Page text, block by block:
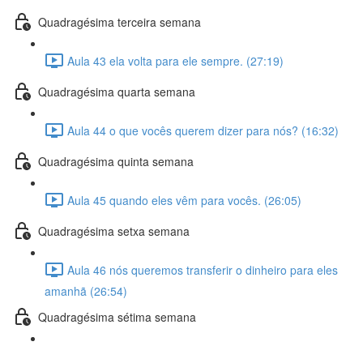
Quadragésima terceira semana
Aula 43 ela volta para ele sempre. (27:19)
Quadragésima quarta semana
Aula 44 o que vocês querem dizer para nós? (16:32)
Quadragésima quinta semana
Aula 45 quando eles vêm para vocês. (26:05)
Quadragésima setxa semana
Aula 46 nós queremos transferir o dinheiro para eles
amanhã (26:54)
Quadragésima sétima semana